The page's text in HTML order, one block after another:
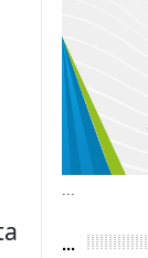
Luis
aérea y
...